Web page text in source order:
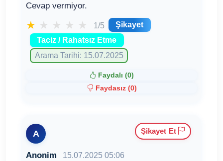
Cevap vermiyor.
★ ★ ★ ★ ★ 1/5
Şikayet
Taciz / Rahatsız Etme
Arama Tarihi: 15.07.2025
Faydalı (0)
Faydasız (0)
A
Anonim 15.07.2025 05:06
Şikayet Et